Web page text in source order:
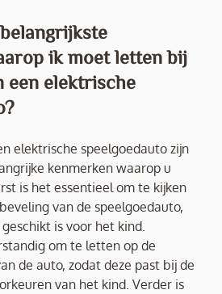
ik moet letten bij
een elektrische
elektrische speelgoedauto zijn
kenmerken waarop u
is het essentieel om te kijken
van de speelgoedauto,
is voor het kind.
om te letten op de
de auto, zodat deze past bij de
van het kind. Verder is